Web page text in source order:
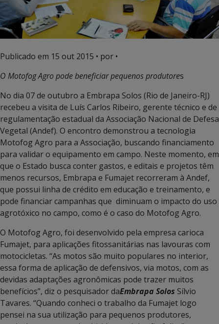
Publicado em 15 out 2015 • por •
O Motofog Agro pode beneficiar pequenos produtores
No dia 07 de outubro a Embrapa Solos (Rio de Janeiro-RJ)
recebeu a visita de Luís Carlos Ribeiro, gerente técnico e de
regulamentação estadual da Associação Nacional de Defesa
Vegetal (Andef). O encontro demonstrou a tecnologia
Motofog Agro para a Associação, buscando financiamento
para validar o equipamento em campo. Neste momento, em
que o Estado busca conter gastos, e editais e projetos têm
menos recursos, Embrapa e Fumajet recorreram à Andef,
que possui linha de crédito em educação e treinamento, e
pode financiar campanhas que diminuam o impacto do uso
agrotóxico no campo, como é o caso do Motofog Agro.
O Motofog Agro, foi desenvolvido pela empresa carioca
Fumajet, para aplicações fitossanitárias nas lavouras com
motocicletas. “As motos são muito populares no interior,
essa forma de aplicação de defensivos, via motos, com as
devidas adaptações agronômicas pode trazer muitos
benefícios”, diz o pesquisador daEmbrapa Solos Sílvio
Tavares. “Quando conheci o trabalho da Fumajet logo
pensei na sua utilização para pequenos produtores,